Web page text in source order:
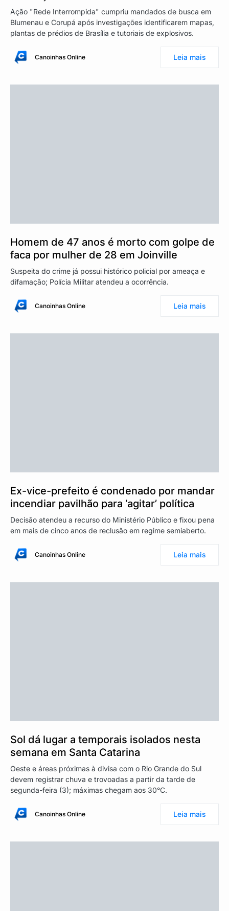
Ação "Rede Interrompida" cumpriu mandados de busca em
Blumenau e Corupá após investigações identificarem mapas,
plantas de prédios de Brasília e tutoriais de explosivos.
Canoinhas Online Leia mais
Homem de 47 anos é morto com golpe de
faca por mulher de 28 em Joinville
Suspeita do crime já possui histórico policial por ameaça e
difamação; Polícia Militar atendeu a ocorrência.
Canoinhas Online Leia mais
Ex-vice-prefeito é condenado por mandar
incendiar pavilhão para ‘agitar’ política
Decisão atendeu a recurso do Ministério Público e fixou pena
em mais de cinco anos de reclusão em regime semiaberto.
Canoinhas Online Leia mais
Sol dá lugar a temporais isolados nesta
semana em Santa Catarina
Oeste e áreas próximas à divisa com o Rio Grande do Sul
devem registrar chuva e trovoadas a partir da tarde de
segunda-feira (3); máximas chegam aos 30°C.
Canoinhas Online Leia mais